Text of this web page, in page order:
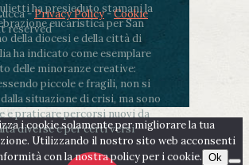
ha presieduto stamani la
eucaristica per San
della diocesi e della città di
ha indicato come esemplare
delle minoranze creative:
piccole e fragili, non si
situazione di crisi, ma sono
e praticare percorsi nuovi da
diverse e per certi versi
-Privacy Policy-Cookie
reserved
i cookie solamente per migliorare la tua
Utilizzando il nostro sito web acconsenti
con la nostra policy per i cookie. Ok